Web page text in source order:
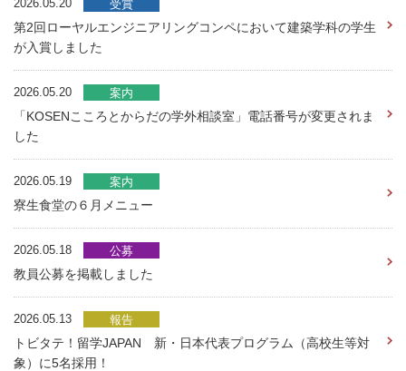
2026.05.20 受賞
第2回ローヤルエンジニアリングコンペにおいて建築学科の学生
が入賞しました
2026.05.20 案内
「KOSENこころとからだの学外相談室」電話番号が変更されま
した
2026.05.19 案内
寮生食堂の６月メニュー
2026.05.18 公募
教員公募を掲載しました
2026.05.13 報告
トビタテ！留学JAPAN 新・日本代表プログラム（高校生等対
象）に5名採用！